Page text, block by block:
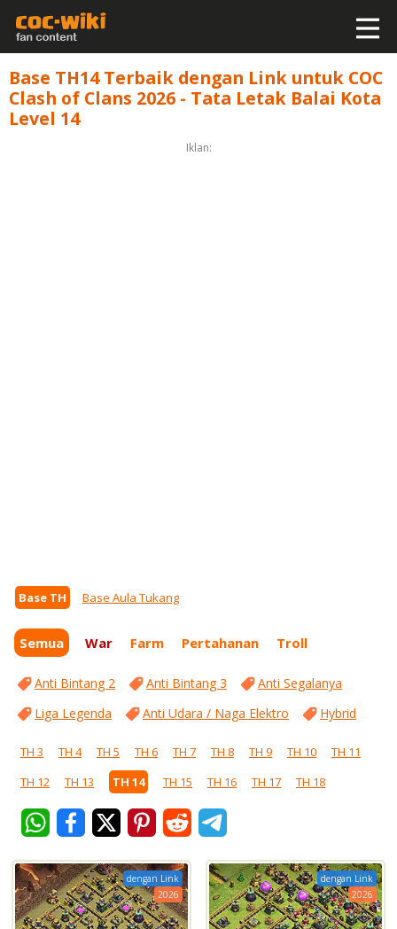
Base TH14 Terbaik dengan Link untuk COC
Clash of Clans 2026 - Tata Letak Balai Kota
Level 14
Iklan:
Base TH Base Aula Tukang
Semua War Farm Pertahanan Troll
Anti Bintang 2 Anti Bintang 3
Anti Segalanya
Liga Legenda
Anti Udara / Naga Elektro Hybrid
TH 3 TH 4 TH 5 TH 6 TH 7 TH 8 TH 9 TH 10
TH 11
TH 12
TH 13 TH 14 TH 15 TH 16 TH 17 TH 18
dengan Link
2026
dengan Link
2026